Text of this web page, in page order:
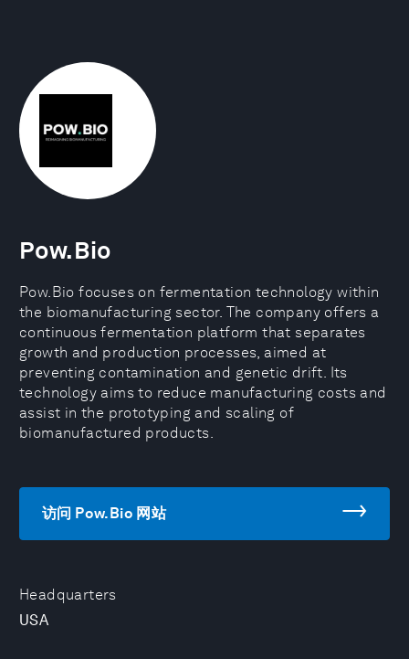
Headquarters
USA
Pow.Bio
Pow.Bio focuses on fermentation technology within
the biomanufacturing sector. The company offers a
continuous fermentation platform that separates
growth and production processes, aimed at
preventing contamination and genetic drift. Its
technology aims to reduce manufacturing costs and
assist in the prototyping and scaling of
biomanufactured products.
访问 Pow.Bio 网站